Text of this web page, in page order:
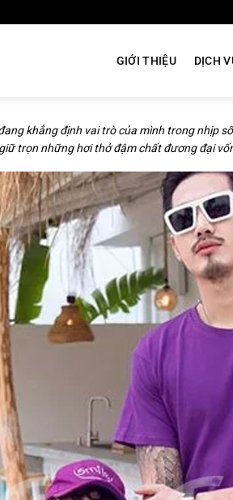
GIỚI THIỆU DỊCH
khẳng định vai trò của mình trong nhịp
trọn những hơi thở đậm chất đương đại